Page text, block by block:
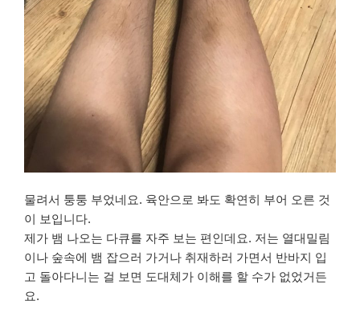
물려서 퉁퉁 부었네요. 육안으로 봐도 확연히 부어 오른 것
이 보입니다.
제가 뱀 나오는 다큐를 자주 보는 편인데요. 저는 열대밀림
이나 숲속에 뱀 잡으러 가거나 취재하러 가면서 반바지 입
고 돌아다니는 걸 보면 도대체가 이해를 할 수가 없었거든
요.